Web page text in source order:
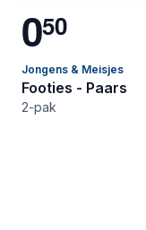
050
Jongens & Meisjes
Footies - Paars
2-pak